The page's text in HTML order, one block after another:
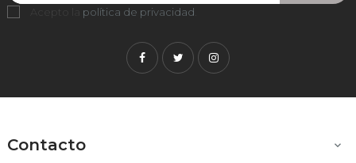
Acepto la política de privacidad
FacebookTwitterInstagram
Contacto 